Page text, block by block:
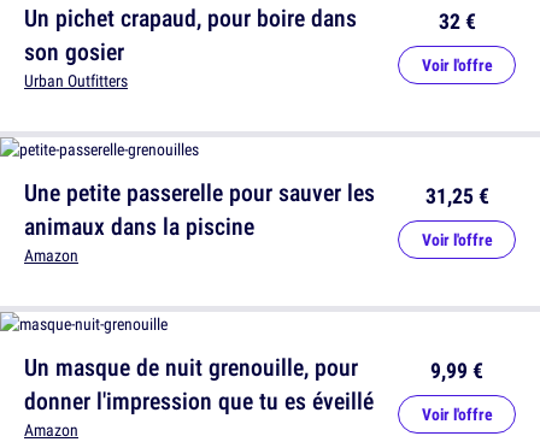
Une petite passerelle pour sauver les
animaux dans la piscine
Amazon
31,25 €
Voir l'offre
Un pichet crapaud, pour boire dans
son gosier
Urban Outfitters
32 €
Voir l'offre
Un masque de nuit grenouille, pour
donner l'impression que tu es éveillé
Amazon
9,99 €
Voir l'offre